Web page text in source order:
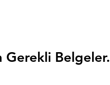
Gerekli Belgeler.